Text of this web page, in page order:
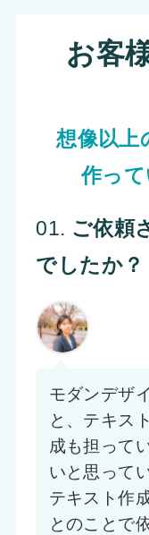
お客
想像以上
作って
01. ご依頼
でしたか？
モダンデザ
と、テキス
成も担って
いと思って
テキスト作
とのことで